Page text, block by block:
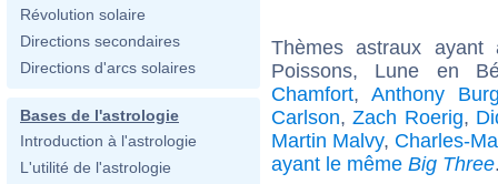
Révolution solaire
Directions secondaires
Directions d'arcs solaires
Bases de l'astrologie
Introduction à l'astrologie
L'utilité de l'astrologie
Thèmes astraux
Poissons, Lune en
Chamfort, Anthony
Carlson,Zach Roerig,
Martin Malvy, Charles-
ayant le même Big Three